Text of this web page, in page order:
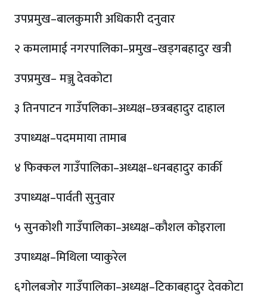
उपप्रमुख–बालकुमारी अधिकारी दनुवार
२ कमलामाई नगरपालिका–प्रमुख–खड्गबहादुर खत्री
उपप्रमुख– मञ्जु देवकोटा
३ तिनपाटन गाउँपलिका–अध्यक्ष–छत्रबहादुर दाहाल
उपाध्यक्ष–पदममाया तामाब
४ फिक्कल गाउँपालिका–अध्यक्ष–धनबहादुर कार्की
उपाध्यक्ष–पार्वती सुनुवार
५ सुनकोशी गाउँपालिका–अध्यक्ष–कौशल कोइराला
उपाध्यक्ष–मिथिला प्याकुरेल
६गोलबजोर गाउँपालिका–अध्यक्ष–टिकाबहादुर देवकोटा